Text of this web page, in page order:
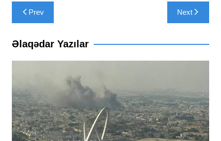
Yazı
naviqasiyası
Prev Next
Əlaqədar Yazılar